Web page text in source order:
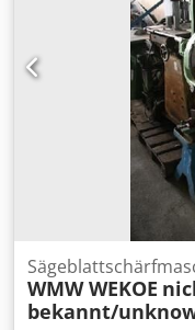
bis 8 mm
+ 25°
bis + 6°
(400 V / 50 Hz)
1340 x 1400 x 2000
WMW WEKOE
bekannt/